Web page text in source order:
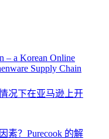
– a Korean Online
Supply Chain
况下在亚马逊上开
素？Purecook 的解